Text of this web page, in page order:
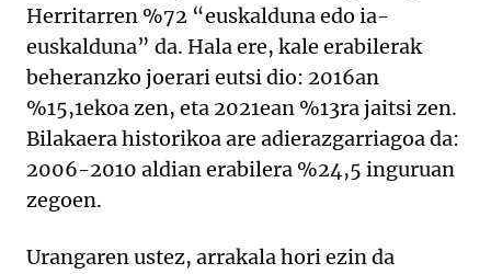
Herritarren %72 “euskalduna edo ia-
euskalduna” da. Hala ere, kale erabilerak
beheranzko joerari eutsi dio: 2016an
%15,1ekoa zen, eta 2021ean %13ra jaitsi zen.
Bilakaera historikoa are adierazgarriagoa da:
2006-2010 aldian erabilera %24,5 inguruan
zegoen.
Urangaren ustez, arrakala hori ezin da